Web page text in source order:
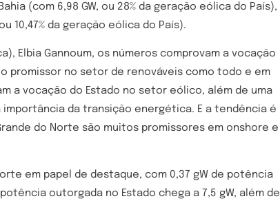
(com 6,98 GW, ou 28% da geração eólica do País),
10,47% da geração eólica do País).
Elbia Gannoum, os números comprovam a vocação
promissor no setor de renováveis como todo e em
a vocação do Estado no setor eólico, além de uma
da transição energética. E a tendência é
do Norte são muitos promissores em onshore e
em papel de destaque, com 0,37 gW de potência
outorgada no Estado chega a 7,5 gW, além de